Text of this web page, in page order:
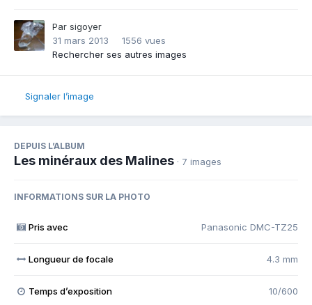
Par sigoyer
31 mars 2013
1556 vues
Rechercher ses autres images
Signaler l’image
DEPUIS L’ALBUM
Les minéraux des Malines · 7 images
INFORMATIONS SUR LA PHOTO
Pris avec Panasonic DMC-TZ25
Longueur de focale 4.3 mm
Temps d’exposition 10/600